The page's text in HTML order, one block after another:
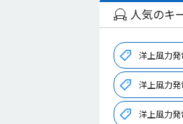
人気のキ
洋上風力
洋上風力
洋上風力発